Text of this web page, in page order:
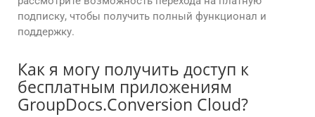
подписку, чтобы получить полный функционал и
поддержку.
Как я могу получить доступ к
бесплатным приложениям
GroupDocs.Conversion Cloud?